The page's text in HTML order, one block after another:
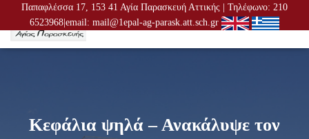
Παπαφλέσσα 17, 153 41 Αγία Παρασκευή Αττικής | Τηλέφωνο: 210
6523968|email: mail@1epal-ag-parask.att.sch.gr
Ν
Κεφάλια ψηλά – Ανακάλυψε τον